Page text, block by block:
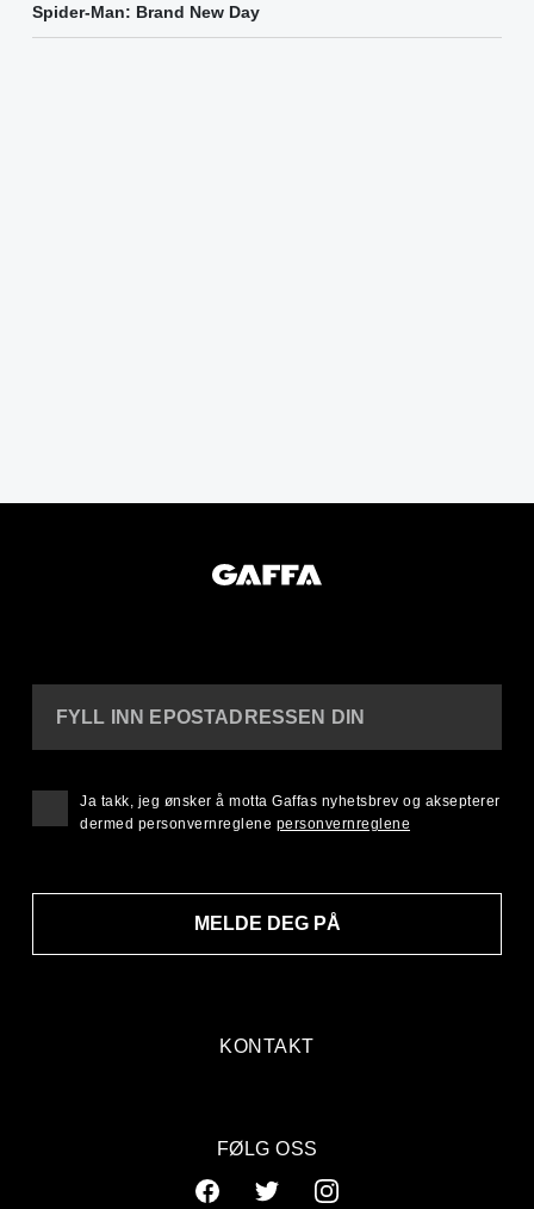
Spider-Man: Brand New Day
KONTAKT
FYLL INN EPOSTADRESSEN DIN
MELDE DEG PÅ
Ja takk, jeg ønsker å motta Gaffas nyhetsbrev og aksepterer
dermed personvernreglene personvernreglene
FØLG OSS